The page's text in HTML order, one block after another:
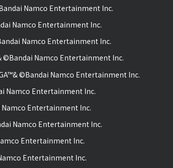
Namco Entertainment Inc.
Namco Entertainment Inc.
Namco Entertainment Inc.
©Bandai Namco Entertainment Inc.
©Bandai Namco Entertainment Inc.
Namco Entertainment Inc.
Namco Entertainment Inc.
Namco Entertainment Inc.
Entertainment Inc.
Entertainment Inc.